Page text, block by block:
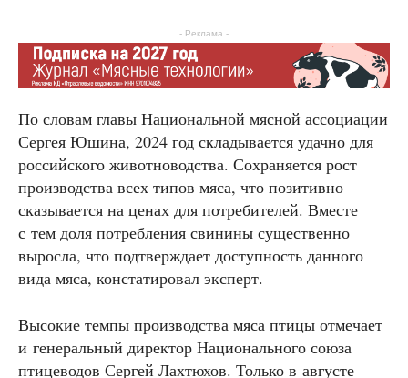
- Реклама -
По словам главы Национальной мясной ассоциации
Сергея Юшина, 2024 год складывается удачно для
российского животноводства. Сохраняется рост
производства всех типов мяса, что позитивно
сказывается на ценах для потребителей. Вместе
с тем доля потребления свинины существенно
выросла, что подтверждает доступность данного
вида мяса, констатировал эксперт.
Высокие темпы производства мяса птицы отмечает
и генеральный директор Национального союза
птицеводов Сергей Лахтюхов. Только в августе